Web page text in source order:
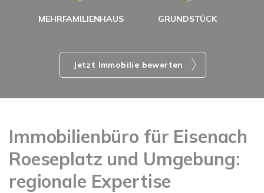
MEHRFAMILIENHAUS GRUNDSTÜCK
Jetzt Immobilie bewerten
Immobilienbüro für Eisenach
Roeseplatz und Umgebung:
regionale Expertise